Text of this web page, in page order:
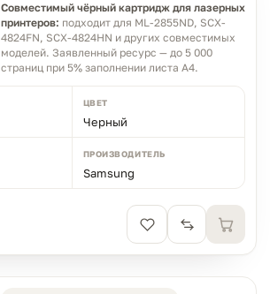
Совместимый чёрный картридж для лазерных
принтеров: подходит для ML-2855ND, SCX-
4824FN, SCX-4824HN и других совместимых
моделей. Заявленный ресурс — до 5 000
страниц при 5% заполнении листа A4.
ЦВЕТ
Черный
ПРОИЗВОДИТЕЛЬ
Samsung